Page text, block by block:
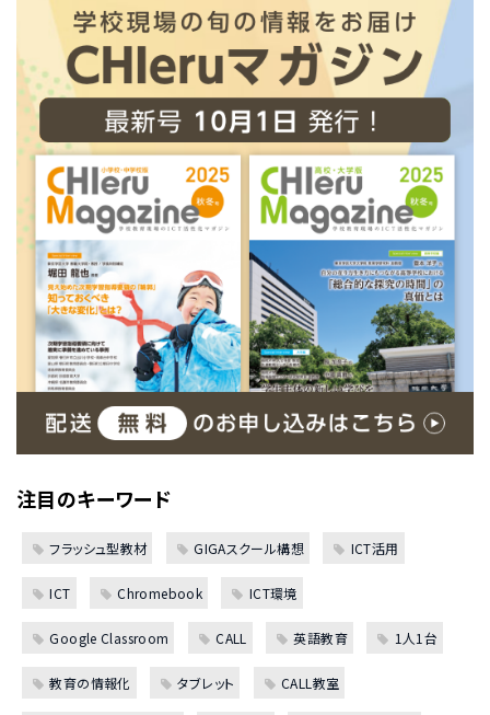
注目のキーワード
フラッシュ型教材 GIGAスクール構想 ICT活用
ICT Chromebook ICT環境
Google Classroom CALL 英語教育 1人1台
教育の情報化 タブレット CALL教室